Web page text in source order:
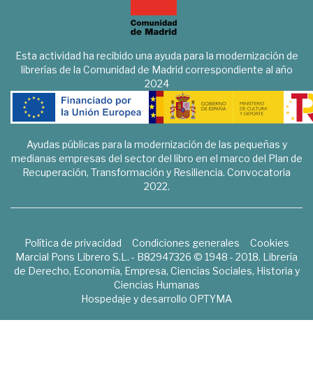
Esta actividad ha recibido una ayuda para la modernización de
librerías de la Comunidad de Madrid correspondiente al año
2024
Ayudas públicas para la modernización de las pequeñas y
medianas empresas del sector del libro en el marco del Plan de
Recuperación, Transformación y Resiliencia. Convocatoria
2022.
Política de privacidad Condiciones generales
Cookies
Marcial Pons Librero S.L. - B82947326 © 1948 - 2018. Librería
de Derecho, Economía, Empresa, Ciencias Sociales, Historia y
Ciencias Humanas
Hospedaje y desarrollo OPTYMA